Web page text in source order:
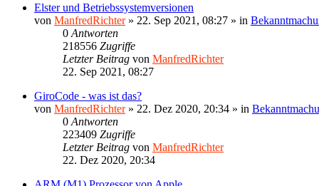
Elster und Betriebssystemversionen
von ManfredRichter» 22. Sep 2021, 08:27 » in
0 Antworten
218556 Zugriffe
Letzter Beitrag von ManfredRichter
22. Sep 2021, 08:27
GiroCode - was ist das?
von ManfredRichter» 22. Dez 2020, 20:34 » in
0 Antworten
223409 Zugriffe
Letzter Beitrag von ManfredRichter
22. Dez 2020, 20:34